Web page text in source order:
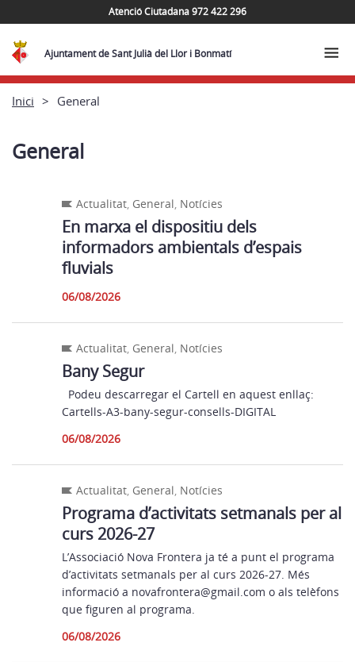
Atenció Ciutadana 972 422 296
Ajuntament de Sant Julià del Llor i Bonmatí
Inici General
General
Actualitat, General, Notícies
En marxa el dispositiu dels
informadors ambientals d’espais
fluvials
06/08/2026
Actualitat, General, Notícies
Bany Segur
Podeu descarregar el Cartell en aquest enllaç:
Cartells-A3-bany-segur-consells-DIGITAL
06/08/2026
Actualitat, General, Notícies
Programa d’activitats setmanals per al
curs 2026-27
L’Associació Nova Frontera ja té a punt el programa
d’activitats setmanals per al curs 2026-27. Més
informació a novafrontera@gmail.com o als telèfons
que figuren al programa.
06/08/2026